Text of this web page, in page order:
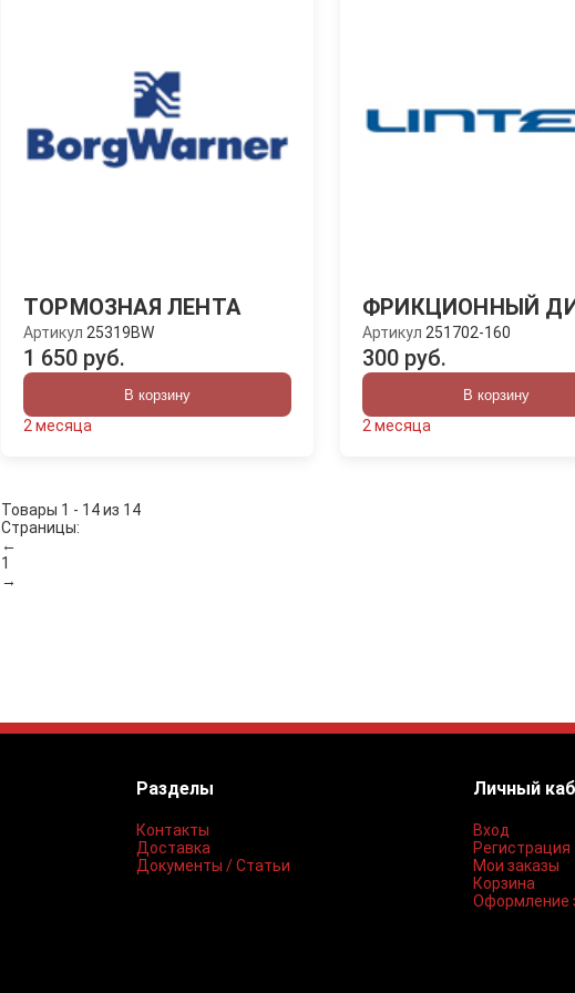
ТОРМОЗНАЯ ЛЕНТА
Артикул 25319BW
1 650 руб.
В корзину
2 месяца
ФРИКЦИОННЫЙ
Артикул 251702-160
300 руб.
В корзину
2 месяца
Товары 1 - 14 из 14
Страницы:
←
1
→
Разделы
Контакты
Доставка
Документы / Статьи
Личный
Вход
Регистрация
Мои заказы
Корзина
Оформление